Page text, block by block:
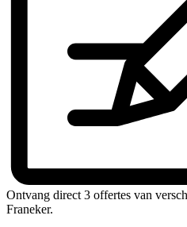
Ontvang direct 3 offertes van
Franeker.